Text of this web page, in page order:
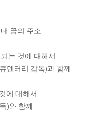
꿈의 주소
는 것에 대해서
멘터리 감독)과 함께
에 대해서
)와 함께